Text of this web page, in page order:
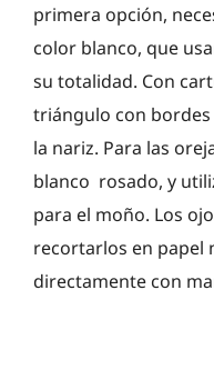
primera opción,
color blanco, que
su totalidad. Con
triángulo con bordes
la nariz. Para las
blanco rosado, y
para el moño. Los
recortarlos en papel
directamente con